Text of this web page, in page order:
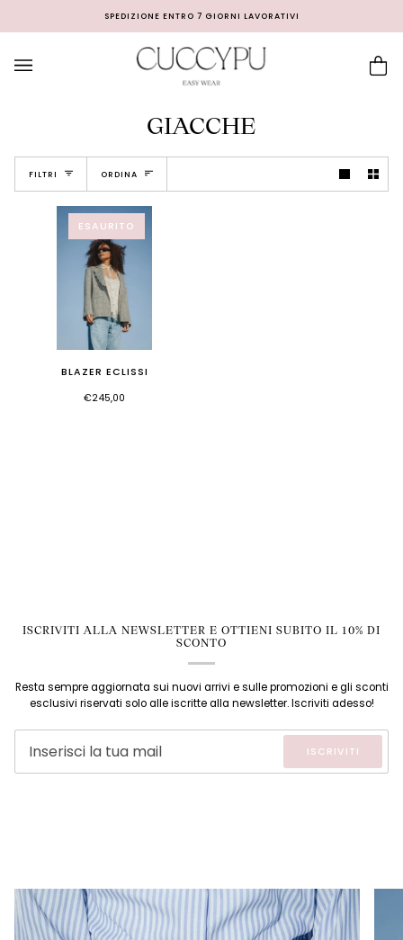
SPEDIZIONE ENTRO 7 GIORNI LAVORATIVI
GIACCHE
FILTRI Ordina
ORDINA
ESAURITO
BLAZER ECLISSI
€245,00
ISCRIVITI ALLA NEWSLETTER E OTTIENI SUBITO IL 10% DI
SCONTO
Resta sempre aggiornata sui nuovi arrivi e sulle promozioni e gli sconti
esclusivi riservati solo alle iscritte alla newsletter. Iscriviti adesso!
ISCRIVITI